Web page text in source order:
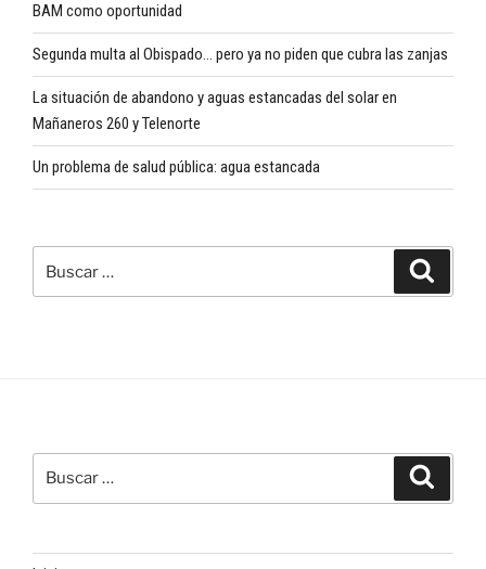
BAM como oportunidad
Segunda multa al Obispado… pero ya no piden que cubra las zanjas
La situación de abandono y aguas estancadas del solar en
Mañaneros 260 y Telenorte
Un problema de salud pública: agua estancada